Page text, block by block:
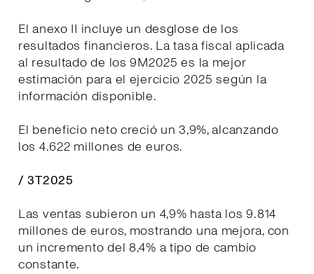
El anexo II incluye un desglose de los
resultados financieros. La tasa fiscal aplicada
al resultado de los 9M2025 es la mejor
estimación para el ejercicio 2025 según la
información disponible.
El beneficio neto creció un 3,9%, alcanzando
los 4.622 millones de euros.
/ 3T2025
Las ventas subieron un 4,9% hasta los 9.814
millones de euros, mostrando una mejora, con
un incremento del 8,4% a tipo de cambio
constante.